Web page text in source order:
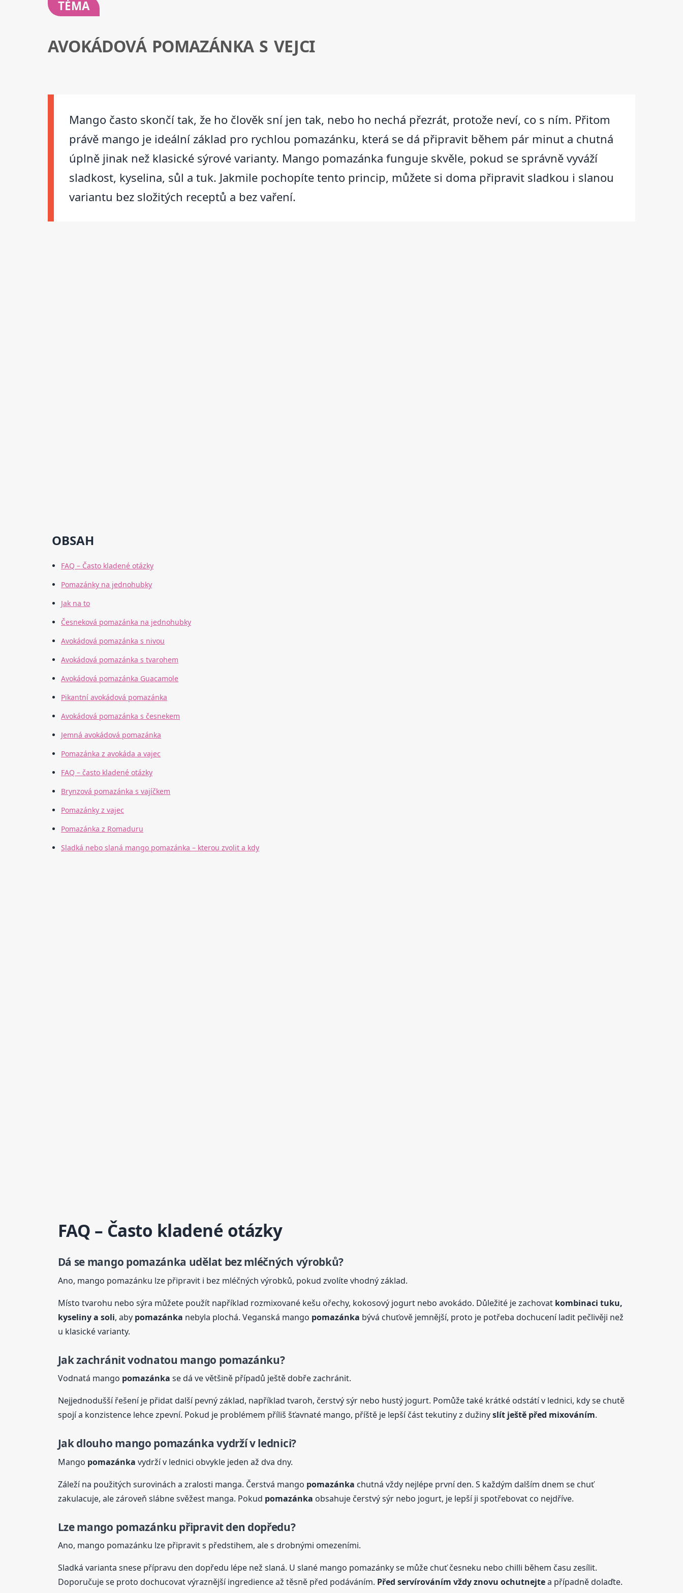
TÉMA
AVOKÁDOVÁ POMAZÁNKA S VEJCI
Mango často skončí tak, že ho člověk sní jen tak, nebo ho nechá přezrát, protože neví, co s ním. Přitom
právě mango je ideální základ pro rychlou pomazánku, která se dá připravit během pár minut a chutná
úplně jinak než klasické sýrové varianty. Mango pomazánka funguje skvěle, pokud se správně vyváží
sladkost, kyselina, sůl a tuk. Jakmile pochopíte tento princip, můžete si doma připravit sladkou i slanou
variantu bez složitých receptů a bez vaření.
OBSAH
FAQ – Často kladené otázky
Pomazánky na jednohubky
Jak na to
Česneková pomazánka na jednohubky
Avokádová pomazánka s nivou
Avokádová pomazánka s tvarohem
Avokádová pomazánka Guacamole
Pikantní avokádová pomazánka
Avokádová pomazánka s česnekem
Jemná avokádová pomazánka
Pomazánka z avokáda a vajec
FAQ – často kladené otázky
Brynzová pomazánka s vajíčkem
Pomazánky z vajec
Pomazánka z Romaduru
Sladká nebo slaná mango pomazánka – kterou zvolit a kdy
FAQ – Často kladené otázky
Dá se mango pomazánka udělat bez mléčných výrobků?
Ano, mango pomazánku lze připravit i bez mléčných výrobků, pokud zvolíte vhodný základ.
Místo tvarohu nebo sýra můžete použít například rozmixované kešu ořechy, kokosový jogurt nebo avokádo. Důležité je zachovat kombinaci tuku,
kyseliny a soli, aby pomazánka nebyla plochá. Veganská mango pomazánka bývá chuťově jemnější, proto je potřeba dochucení ladit pečlivěji než
u klasické varianty.
Jak zachránit vodnatou mango pomazánku?
Vodnatá mango pomazánka se dá ve většině případů ještě dobře zachránit.
Nejjednodušší řešení je přidat další pevný základ, například tvaroh, čerstvý sýr nebo hustý jogurt. Pomůže také krátké odstátí v lednici, kdy se chutě
spojí a konzistence lehce zpevní. Pokud je problémem příliš šťavnaté mango, příště je lepší část tekutiny z dužinyslít ještě před mixováním.
Jak dlouho mango pomazánka vydrží v lednici?
Mango pomazánka vydrží v lednici obvykle jeden až dva dny.
Záleží na použitých surovinách a zralosti manga. Čerstvá mango pomazánka chutná vždy nejlépe první den. S každým dalším dnem se chuť
zakulacuje, ale zároveň slábne svěžest manga. Pokud pomazánka obsahuje čerstvý sýr nebo jogurt, je lepší ji spotřebovat co nejdříve.
Lze mango pomazánku připravit den dopředu?
Ano, mango pomazánku lze připravit s předstihem, ale s drobnými omezeními.
Sladká varianta snese přípravu den dopředu lépe než slaná. U slané mango pomazánky se může chuť česneku nebo chilli během času zesílit.
Doporučuje se proto dochucovat výraznější ingredience až těsně před podáváním. Před servírováním vždy znovu ochutnejtea případně dolaďte.